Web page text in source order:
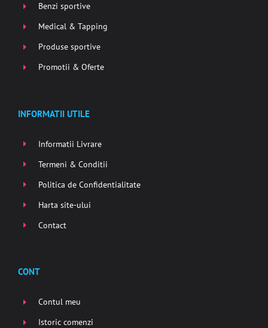
Benzi sportive
Medical & Tapping
Produse sportive
Promotii & Oferte
INFORMATII UTILE
Informatii Livrare
Termeni & Conditii
Politica de Confidentialitate
Harta site-ului
Contact
CONT
Contul meu
Istoric comenzi